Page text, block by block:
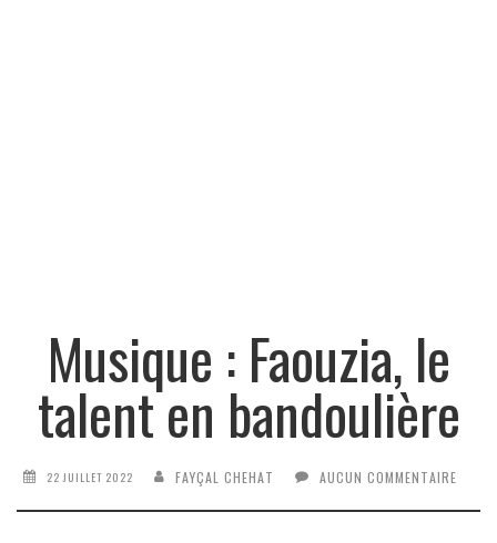
Musique : Faouzia, le
talent en bandoulière
22 JUILLET 2022 FAYÇAL CHEHAT AUCUN COMMENTAIRE